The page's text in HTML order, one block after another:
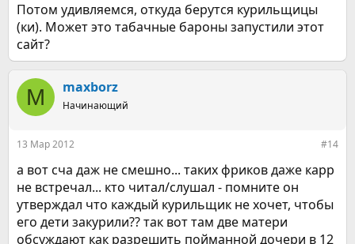
Потом удивляемся, откуда берутся курильщицы
(ки). Может это табачные бароны запустили этот
сайт?
M maxborz
Начинающий
13 Мар 2012 #14
а вот сча даж не смешно... таких фриков даже карр
не встречал... кто читал/слушал - помните он
утверждал что каждый курильщик не хочет, чтобы
его дети закурили?? так вот там две матери
обсуждают как разрешить пойманной дочери в 12